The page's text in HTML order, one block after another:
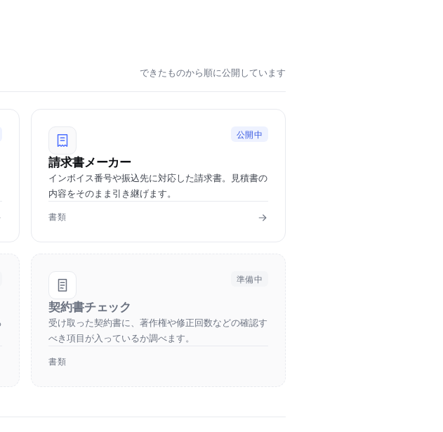
できたものから順に公開しています
公開中
請求書メーカー
インボイス番号や振込先に対応した請求書。見積書の
内容をそのまま引き継げます。
書類
準備中
契約書チェック
受け取った契約書に、著作権や修正回数などの確認す
べき項目が入っているか調べます。
書類